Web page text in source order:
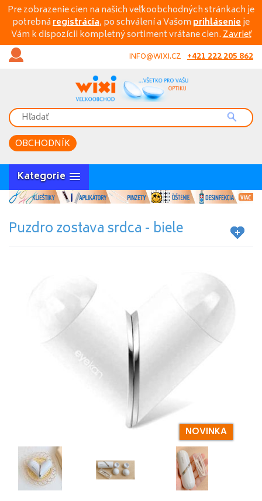
Pre zobrazenie cien na našich veľkoobchodných stránkach je
potrebnáregistrácia, po schválení a Vašom prihlásenieje
Vám k dispozícii kompletný sortiment vrátane cien.Zavrieť
INFO@WIXI.CZ +421 222 205 862
OBCHODNÍK
Kategorie
Puzdro zostava srdca - biele
NOVINKA